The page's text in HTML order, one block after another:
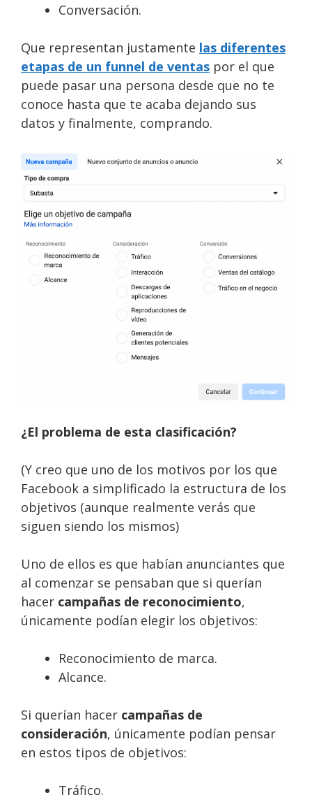
Conversación.
Que representan justamente las diferentes
etapas de un funnel de ventas por el que
puede pasar una persona desde que no te
conoce hasta que te acaba dejando sus
datos y finalmente, comprando.
¿El problema de esta clasificación?
(Y creo que uno de los motivos por los que
Facebook a simplificado la estructura de los
objetivos (aunque realmente verás que
siguen siendo los mismos)
Uno de ellos es que habían anunciantes que
al comenzar se pensaban que si querían
hacer campañas de reconocimiento,
únicamente podían elegir los objetivos:
Reconocimiento de marca.
Alcance.
Si querían hacer campañas de
consideración, únicamente podían pensar
en estos tipos de objetivos:
Tráfico.